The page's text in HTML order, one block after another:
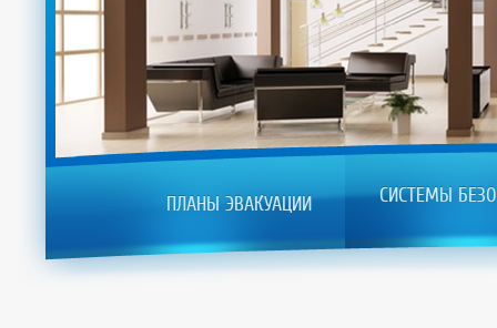
ПЛАНЫ ЭВАКУАЦИИ СИСТЕМЫ